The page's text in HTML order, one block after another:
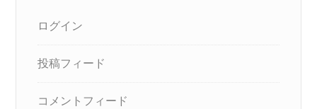
ログイン
投稿フィード
コメントフィード